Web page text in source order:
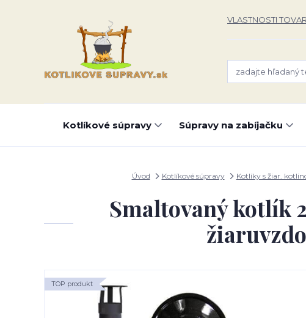
VLASTNOSTI
Kotlíkové súpravy Súpravy na zabíjačku
Úvod Kotlíkové súpravy Kotlíky s žiar.
Smaltovaný kotlík
TOP produkt